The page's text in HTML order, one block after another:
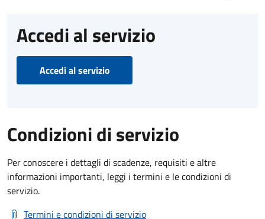
Accedi al servizio
Accedi al servizio
Condizioni di servizio
Per conoscere i dettagli di scadenze, requisiti e altre
informazioni importanti, leggi i termini e le condizioni di
servizio.
Termini e condizioni di servizio